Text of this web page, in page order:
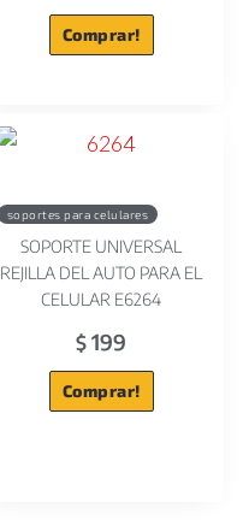
Comprar!
soportes para celulares
SOPORTE UNIVERSAL
REJILLA DEL AUTO PARA EL
CELULAR E6264
$ 199
Comprar!